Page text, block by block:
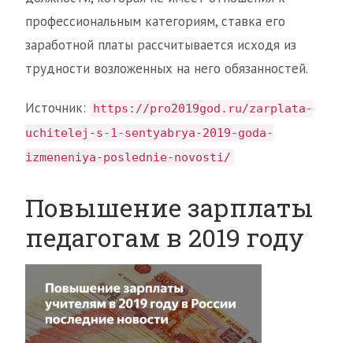
профессиональным категориям, ставка его
заработной платы рассчитывается исходя из
трудности возложенных на него обязанностей.
Источник:
https://pro2019god.ru/zarplata-
uchitelej-s-1-sentyabrya-2019-goda-
izmeneniya-poslednie-novosti/
Повышение зарплаты
педагогам в 2019 году